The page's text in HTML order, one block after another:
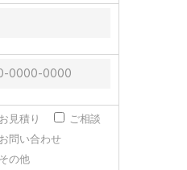
お見積り
ご相談
お問い合わせ
その他